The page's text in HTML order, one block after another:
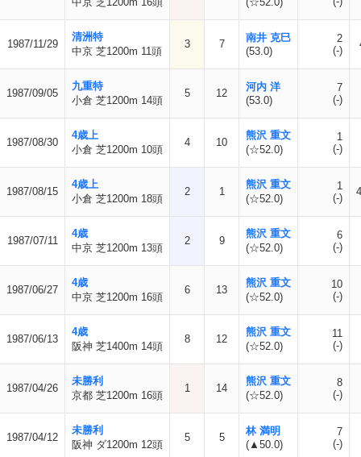
1987/11/29
清洲特
中京 芝1200m 11頭
3 7
南井 克巳
(53.0)
2
(-)
1987/09/05
九重特
小倉 芝1200m 14頭
5 12
河内 洋
(53.0)
7
(-)
1987/08/30
4歳上
小倉 芝1200m 10頭
4 10
熊沢 重文
(☆52.0)
1
(-)
1987/08/15
4歳上
小倉 芝1200m 18頭
2 1
熊沢 重文
(☆52.0)
1
(-)
1987/07/11
4歳
中京 芝1200m 13頭
2 9
熊沢 重文
(☆52.0)
6
(-)
1987/06/27
4歳
中京 芝1200m 16頭
6 13
熊沢 重文
(☆52.0)
10
(-)
1987/06/13
4歳
阪神 芝1400m 14頭
8 12
熊沢 重文
(☆52.0)
11
(-)
1987/04/26
未勝利
京都 芝1200m 16頭
1 14
熊沢 重文
(☆52.0)
8
(-)
1987/04/12
未勝利
阪神 ダ1200m 12頭
5 5
林 満明
(▲50.0)
7
(-)